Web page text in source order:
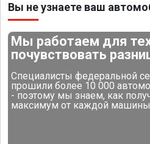
Вы не узнаете ваш
Мы работаем для
почувствовать
Специалисты федеральной
прошили более 10 000
- поэтому мы знаем, как
максимум от каждой